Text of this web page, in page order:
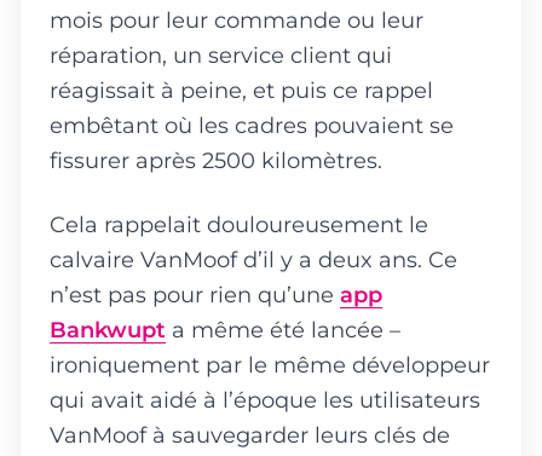
mois pour leur commande ou leur
réparation, un service client qui
réagissait à peine, et puis ce rappel
embêtant où les cadres pouvaient se
fissurer après 2500 kilomètres.
Cela rappelait douloureusement le
calvaire VanMoof d’il y a deux ans. Ce
n’est pas pour rien qu’une app
Bankwupt a même été lancée –
ironiquement par le même développeur
qui avait aidé à l’époque les utilisateurs
VanMoof à sauvegarder leurs clés de